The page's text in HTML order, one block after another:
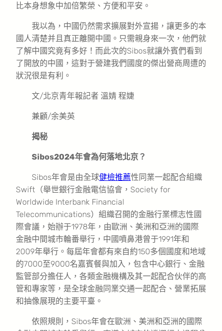
比本身想象中加倍繁榮、方便和平安。
我以為，中國仍然需求擴展對外宣揚，讓更多的本
國人清楚并且真正離開中國。只需親身來一次，他們就
了解中國究竟有多好！而此次的Sibos就讓外賓們看到
了開放的中國，這對于營建我們國度的傑出營商周遭的
狀況很是有利。
文/北京青年報記者 溫婧 程婕
兼顧/余美英
揭秘
Sibos2024年會為何落地北京？
Sibos年會是由全球健檢推薦性同業一起配合組織
Swift（舉世銀行金融電信協會，Society for
Worldwide Interbank Financial
Telecommunications）組織召開的金融行業標志性國
際會議，始辦于1978年，由歐洲、美洲和亞洲的國際
金融中間城市輪番舉行，中國噴鼻港曾于1991年和
2009年舉行。每屆年會都有來自約150多個國度和地域
的7000至9000名嘉賓餐與加入，包含中心銀行、金融
監管部分擔任人，各類金融機構及其一起配合伙伴的高
管和專家等，是全球金融同業交通一起配合、營業拓展
和抽像展現的主要平臺。
依照規則，Sibos年會在歐洲、美洲和亞洲的國際